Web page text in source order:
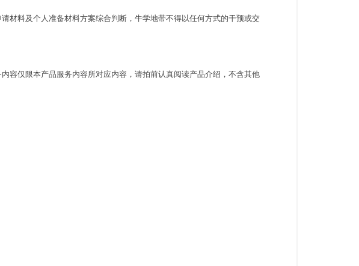
材料及个人准备材料方案综合判断，牛学地带不得以任何方式的干预或交
容仅限本产品服务内容所对应内容，请拍前认真阅读产品介绍，不含其他